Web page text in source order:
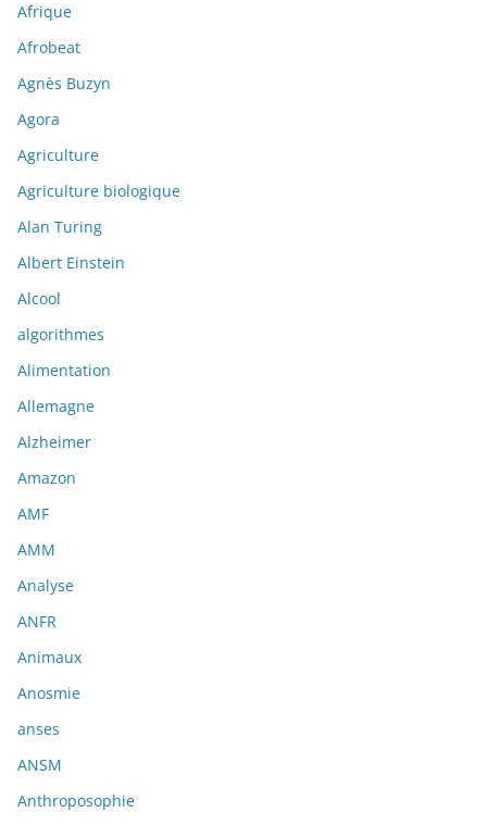
Afrique
Afrobeat
Agnès Buzyn
Agora
Agriculture
Agriculture biologique
Alan Turing
Albert Einstein
Alcool
algorithmes
Alimentation
Allemagne
Alzheimer
Amazon
AMF
AMM
Analyse
ANFR
Animaux
Anosmie
anses
ANSM
Anthroposophie